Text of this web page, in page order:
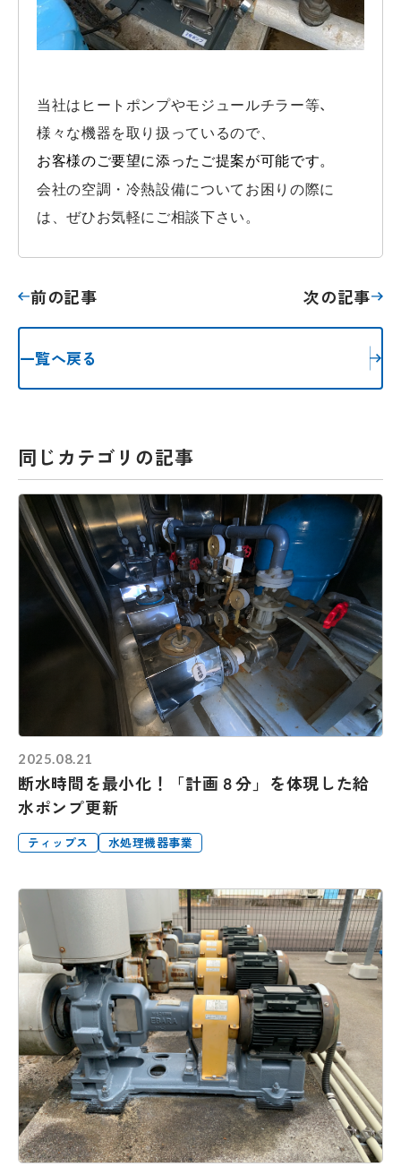
当社は ヒートポンプやモジュールチラー等、
様々な機器を取り扱っているので、
お客様のご要望に添ったご提案が可能です。
会社の空調・冷熱設備についてお困りの際に
は、ぜひお気軽にご相談下さい。
前の記事 次の記事
一覧へ戻る
同じカテゴリの記事
2025.08.21
断水時間を最小化！「計画８分」を体現した給
水ポンプ更新
ティップス 水処理機器事業